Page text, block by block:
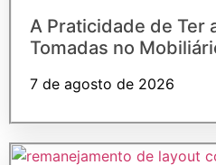
A Praticidade de Ter
Tomadas no
7 de agosto de 2026